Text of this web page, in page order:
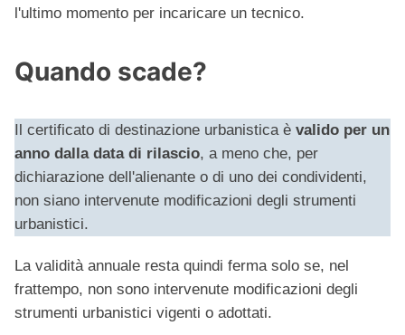
l'ultimo momento per incaricare un tecnico.
Quando scade?
Il certificato di destinazione urbanistica è valido per un
anno dalla data di rilascio, a meno che, per
dichiarazione dell'alienante o di uno dei condividenti,
non siano intervenute modificazioni degli strumenti
urbanistici.
La validità annuale resta quindi ferma solo se, nel
frattempo, non sono intervenute modificazioni degli
strumenti urbanistici vigenti o adottati.